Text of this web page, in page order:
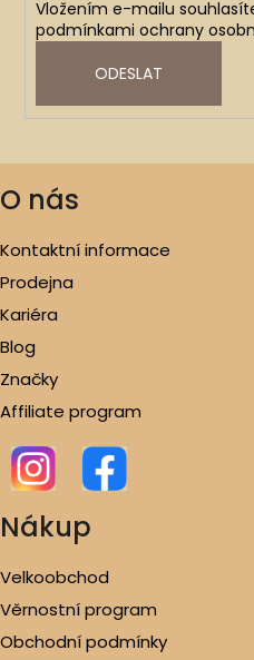
Vložením e-mailu
podmínkami ochrany
ODESLAT
O nás
Kontaktní informace
Prodejna
Kariéra
Blog
Značky
Affiliate program
Nákup
Velkoobchod
Věrnostní program
Obchodní podmínky